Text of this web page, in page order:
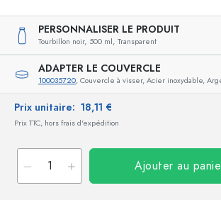
PERSONNALISER LE PRODUIT
Tourbillon noir, 500 ml, Transparent
ADAPTER LE COUVERCLE
100035720, Couvercle à visser, Acier inoxydable,
Prix unitaire: 18,11 €
Prix TTC, hors frais d'expédition
Ajouter au